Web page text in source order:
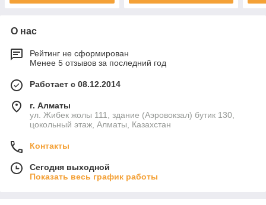
О нас
Рейтинг не сформирован
Менее 5 отзывов за последний год
Работает с 08.12.2014
г. Алматы
ул. Жибек жолы 111, здание (Аэровокзал) бутик 130,
цокольный этаж, Алматы, Казахстан
Контакты
Сегодня выходной
Показать весь график работы